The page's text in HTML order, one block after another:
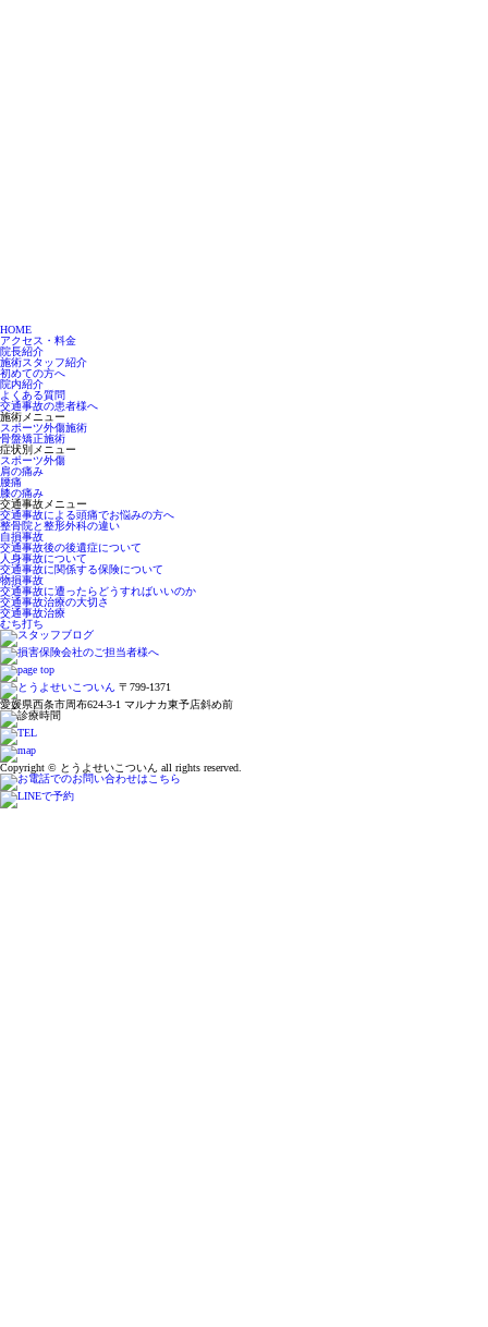
HOME
アクセス・料金
院長紹介
施術スタッフ紹介
初めての方へ
院内紹介
よくある質問
交通事故の患者様へ
施術メニュー
スポーツ外傷施術
骨盤矯正施術
症状別メニュー
スポーツ外傷
肩の痛み
腰痛
膝の痛み
交通事故メニュー
交通事故による頭痛でお悩みの方へ
整骨院と整形外科の違い
自損事故
交通事故後の後遺症について
人身事故について
交通事故に関係する保険について
物損事故
交通事故に遭ったらどうすればいいのか
交通事故治療の大切さ
交通事故治療
むち打ち
〒799-1371
愛媛県西条市周布624-3-1 マルナカ東予店斜め前
Copyright © とうよせいこついん all rights reserved.